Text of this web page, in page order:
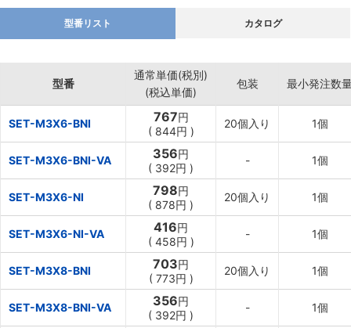
型番リスト カタログ
型番
通常単価(税別)
(税込単価)
包装 最小発注数
SET-M3X6-BNI 767円
( 844円 )
20個入り 1個
SET-M3X6-BNI-VA 356円
( 392円 )
- 1個
SET-M3X6-NI 798円
( 878円 )
20個入り 1個
SET-M3X6-NI-VA 416円
( 458円 )
- 1個
SET-M3X8-BNI 703円
( 773円 )
20個入り 1個
SET-M3X8-BNI-VA 356円
( 392円 )
- 1個